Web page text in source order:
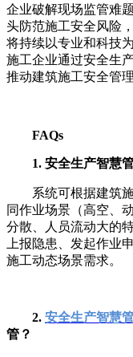
企业破解现场监管难
头防范施工安全风险
将持续以专业和科技
施工企业通过安全生
推动建筑施工安全管
FAQs
1. 安全生产智慧
系统可根据建筑
同作业场景（高空、
分散、人员流动大的
上报隐患、发起作业
施工动态场景需求。
2. 安全生产智慧
管？